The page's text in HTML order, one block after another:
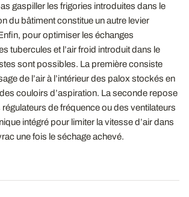
gaspiller les frigories introduites dans le
du bâtiment constitue un autre levier
pour optimiser les échanges
tubercules et l’air froid introduit dans le
sont possibles. La première consiste
de l’air à l’intérieur des palox stockés en
couloirs d’aspiration. La seconde repose
de fréquence ou des ventilateurs
intégré pour limiter la vitesse d’air dans
une fois le séchage achevé.